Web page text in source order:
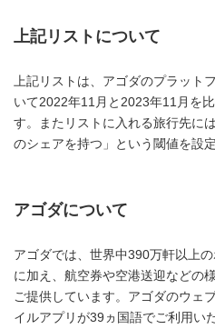
上記リストについて
上記リストは、アゴダのプラット
いて2022年11月と2023年11月を
す。またリストに入れる旅行先に
のシェアを持つ」という閾値を設
アゴダについて
アゴダでは、世界中390万軒以上
に加え、航空券や空港送迎などの
ご提供しています。アゴダのウェ
イルアプリが39ヵ国語でご利用い